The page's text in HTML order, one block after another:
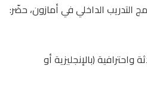
التدريب الداخلي في أمازون، حضّر:
واحترافية (بالإنجليزية أو